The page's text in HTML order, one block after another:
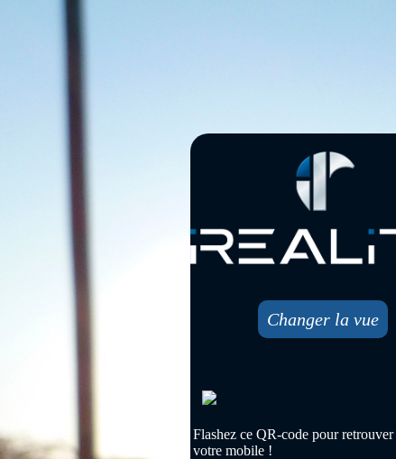
Changer la vue
Flashez ce QR-code pour retrouver
votre mobile !